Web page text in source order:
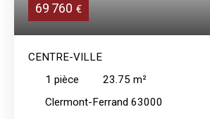
69 760 €
CENTRE-VILLE
1 pièce 23.75 m²
Clermont-Ferrand 63000